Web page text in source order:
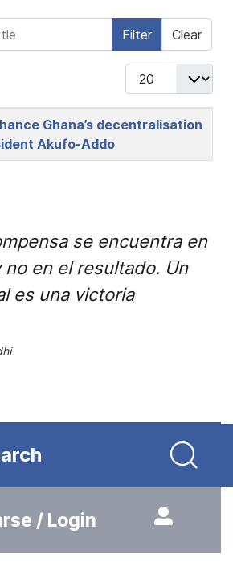
Filter Clear
Display #
Ghana’s decentralisation
Akufo-Addo
se encuentra en
en el resultado. Un
es una victoria
/ Login